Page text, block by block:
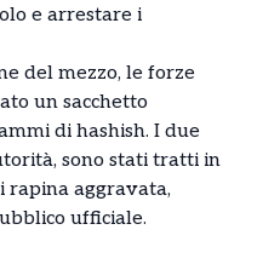
e arrestare i
del mezzo, le forze
un sacchetto
di hashish. I due
sono stati tratti in
rapina aggravata,
ufficiale.